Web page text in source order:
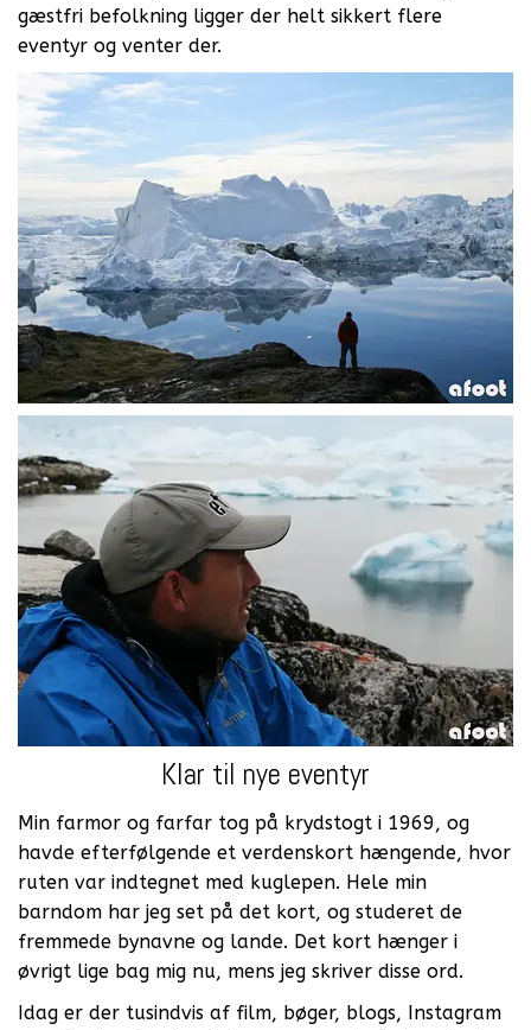
gæstfri befolkning ligger der helt sikkert flere
eventyr og venter der.
Klar til nye eventyr
Min farmor og farfar tog på krydstogt i 1969, og
havde efterfølgende et verdenskort hængende, hvor
ruten var indtegnet med kuglepen. Hele min
barndom har jeg set på det kort, og studeret de
fremmede bynavne og lande. Det kort hænger i
øvrigt lige bag mig nu, mens jeg skriver disse ord.
Idag er der tusindvis af film, bøger, blogs, Instagram